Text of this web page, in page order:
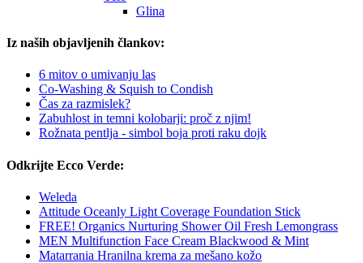
Glina
Iz naših objavljenih člankov:
6 mitov o umivanju las
Co-Washing & Squish to Condish
Čas za razmislek?
Zabuhlost in temni kolobarji: proč z njim!
Rožnata pentlja - simbol boja proti raku dojk
Odkrijte Ecco Verde:
Weleda
Attitude Oceanly Light Coverage Foundation Stick
FREE! Organics Nurturing Shower Oil Fresh Lemongrass
MEN Multifunction Face Cream Blackwood & Mint
Matarrania Hranilna krema za mešano kožo